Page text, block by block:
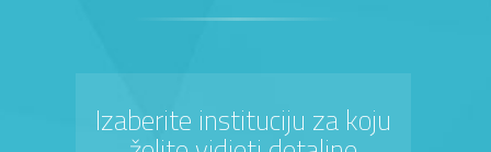
Izaberite instituciju za koju